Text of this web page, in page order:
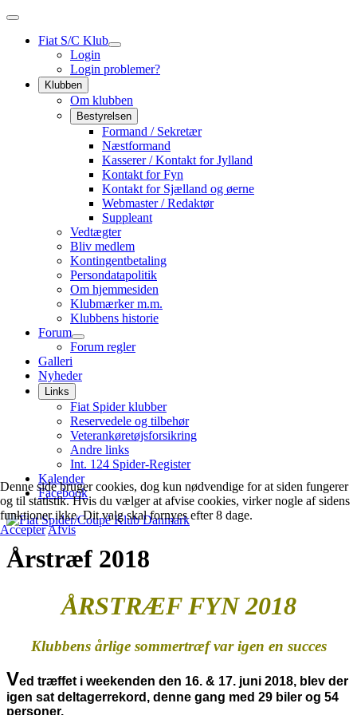
Fiat S/C Klub
Login
Login problemer?
Klubben
Om klubben
Bestyrelsen
Formand / Sekretær
Næstformand
Kasserer / Kontakt for Jylland
Kontakt for Fyn
Kontakt for Sjælland og øerne
Webmaster / Redaktør
Suppleant
Vedtægter
Bliv medlem
Kontingentbetaling
Persondatapolitik
Om hjemmesiden
Klubmærker m.m.
Klubbens historie
Forum
Forum regler
Galleri
Nyheder
Links
Fiat Spider klubber
Reservedele og tilbehør
Veterankøretøjsforsikring
Andre links
Int. 124 Spider-Register
Kalender
Facebook
Årstræf 2018
ÅRSTRÆF FYN 2018
Klubbens årlige sommertræf var igen en succes
Ved træffet i weekenden den 16. & 17. juni 2018, blev der
igen sat deltagerrekord, denne gang med 29 biler og 54
personer.
Denne side bruger cookies, dog kun nødvendige for at siden fungerer
og til statistik. Hvis du vælger at afvise cookies, virker nogle af sidens
funktioner ikke. Dit valg skal fornyes efter 8 dage.
AccepterAfvis